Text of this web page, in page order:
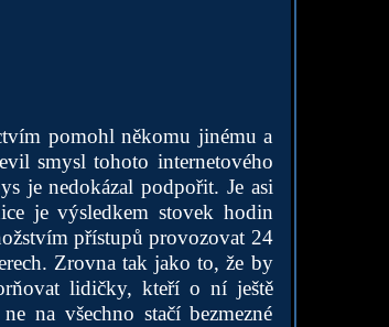
pomohl někomu jinému a
smysl tohoto internetového
je nedokázal podpořit. Je asi
je výsledkem stovek hodin
přístupů provozovat 24
Zrovna tak jako to, že by
lidičky, kteří o ní ještě
na všechno stačí bezmezné